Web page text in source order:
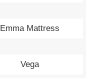
Emma Mattress
Vega